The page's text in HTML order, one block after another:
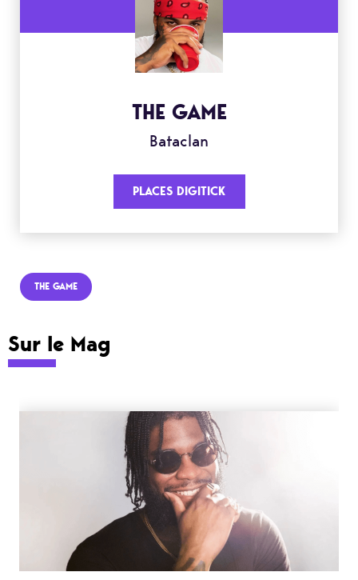
THE GAME
Bataclan
PLACES DIGITICK
THE GAME
Sur le Mag